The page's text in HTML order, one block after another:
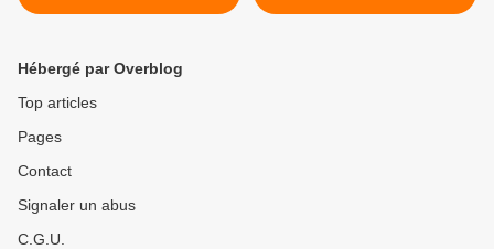
doivent sortir!
Hébergé par Overblog
Top articles
Pages
Contact
Signaler un abus
C.G.U.